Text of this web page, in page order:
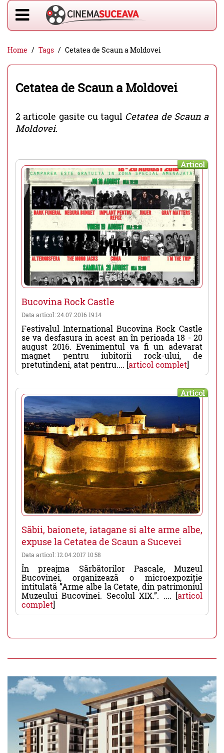
Home Tags Cetatea de Scaun a Moldovei
Cetatea de Scaun a Moldovei
2 articole gasite cu tagul Cetatea de Scaun a
Moldovei.
Articol
Bucovina Rock Castle
Data articol: 24.07.2016 19:14
Festivalul International Bucovina Rock Castle
se va desfasura in acest an în perioada 18 - 20
august 2016. Evenimentul va fi un adevarat
magnet pentru iubitorii rock-ului, de
pretutindeni, atat pentru.... [articol complet]
Articol
Săbii, baionete, iatagane si alte arme albe,
expuse la Cetatea de Scaun a Sucevei
Data articol: 12.04.2017 10:58
În preajma Sărbătorilor Pascale, Muzeul
Bucovinei, organizează o microexpoziție
intitulată ”Arme albe la Cetate, din patrimoniul
Muzeului Bucovinei. Secolul XIX.”. .... [articol
complet]